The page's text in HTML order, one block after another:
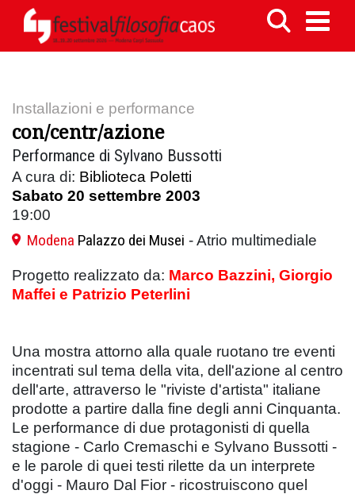
Installazioni e performance
con/centr/azione
Performance di Sylvano Bussotti
A cura di: Biblioteca Poletti
Sabato 20 settembre 2003
19:00
Modena Palazzo dei Musei - Atrio multimediale
Progetto realizzato da: Marco Bazzini, Giorgio
Maffei e Patrizio Peterlini
Una mostra attorno alla quale ruotano tre eventi
incentrati sul tema della vita, dell'azione al centro
dell'arte, attraverso le "riviste d'artista" italiane
prodotte a partire dalla fine degli anni Cinquanta.
Le performance di due protagonisti di quella
stagione - Carlo Cremaschi e Sylvano Bussotti -
e le parole di quei testi rilette da un interprete
d'oggi - Mauro Dal Fior - ricostruiscono quel